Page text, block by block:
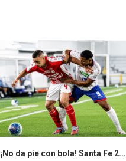
¡No da pie con bola! Santa Fe 2...